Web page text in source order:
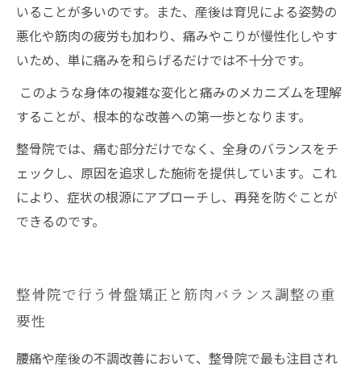
いることが多いのです。また、産後は育児による姿勢の
悪化や筋肉の疲労も加わり、痛みやこりが慢性化しやす
いため、単に痛みを和らげるだけでは不十分です。
このような身体の複雑な変化と痛みのメカニズムを理解
することが、根本的な改善への第一歩となります。
整骨院では、痛む部分だけでなく、全身のバランスをチ
ェックし、原因を追求した施術を提供しています。これ
により、症状の根源にアプローチし、再発を防ぐことが
できるのです。
整骨院で行う骨盤矯正と筋肉バランス調整の重
要性
腰痛や産後の不調改善において、整骨院で最も注目され